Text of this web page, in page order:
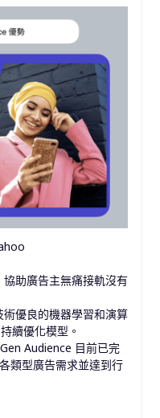
助廣告主無痛接軌沒有
優良的機器學習和演算
續優化模型。
Audience 目前已完
類型廣告需求並達到行